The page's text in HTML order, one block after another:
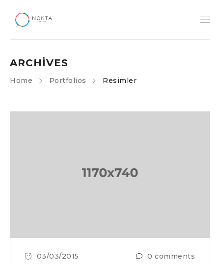
Home Portfolios Resimler
ARCHIVES
03/03/2015 0 comments